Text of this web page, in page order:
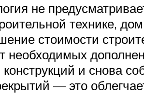
не
технике,
стоимости
и снова
— это